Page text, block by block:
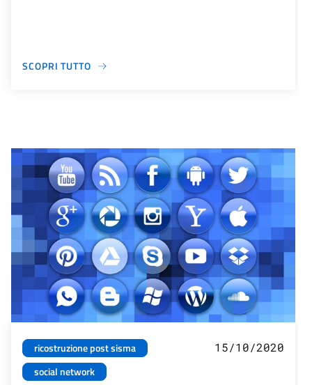
SCOPRI TUTTO
ricostruzione post sisma
social network
15/10/2020